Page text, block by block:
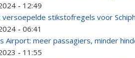
- 12:49
versoepelde stikstofregels voor
- 06:41
Airport: meer passagiers, minder
- 11:55